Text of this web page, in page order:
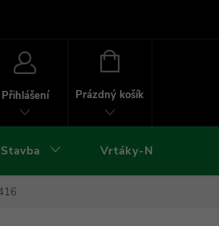
Přihlášení
NÁKUPNÍ
Prázdný košík
Vrtáky-Nástroje